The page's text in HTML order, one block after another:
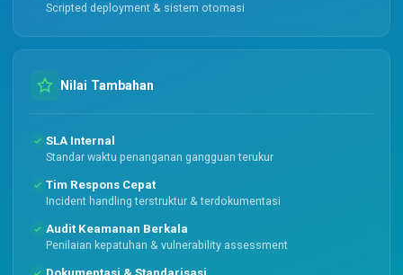
Scripted deployment & sistem otomasi
Nilai Tambahan
SLA Internal
Standar waktu penanganan gangguan terukur
Tim Respons Cepat
Incident handling terstruktur & terdokumentasi
Audit Keamanan Berkala
Penilaian kepatuhan & vulnerability assessment